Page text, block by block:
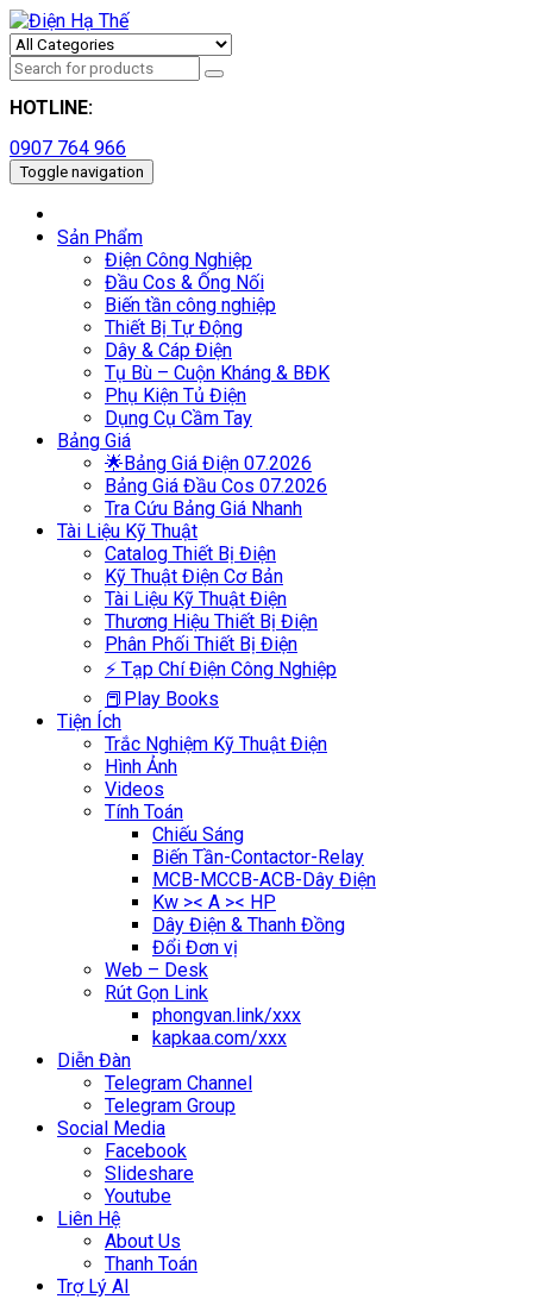
HOTLINE:
0907 764 966
Toggle navigation
Sản Phẩm
Điện Công Nghiệp
Đầu Cos & Ống Nối
Biến tần công nghiệp
Thiết Bị Tự Động
Dây & Cáp Điện
Tụ Bù – Cuộn Kháng & BĐK
Phụ Kiện Tủ Điện
Dụng Cụ Cầm Tay
Bảng Giá
🌟Bảng Giá Điện 07.2026
Bảng Giá Đầu Cos 07.2026
Tra Cứu Bảng Giá Nhanh
Tài Liệu Kỹ Thuật
Catalog Thiết Bị Điện
Kỹ Thuật Điện Cơ Bản
Tài Liệu Kỹ Thuật Điện
Thương Hiệu Thiết Bị Điện
Phân Phối Thiết Bị Điện
⚡ Tạp Chí Điện Công Nghiệp
📕Play Books
Tiện Ích
Trắc Nghiệm Kỹ Thuật Điện
Hình Ảnh
Videos
Tính Toán
Chiếu Sáng
Biến Tần-Contactor-Relay
MCB-MCCB-ACB-Dây Điện
Kw >< A >< HP
Dây Điện & Thanh Đồng
Đổi Đơn vị
Web – Desk
Rút Gọn Link
phongvan.link/xxx
kapkaa.com/xxx
Diễn Đàn
Telegram Channel
Telegram Group
Social Media
Facebook
Slideshare
Youtube
Liên Hệ
About Us
Thanh Toán
Trợ Lý AI